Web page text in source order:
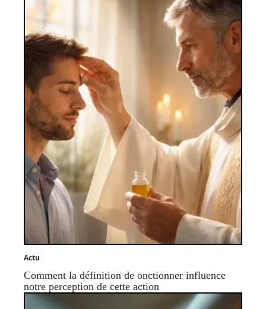
Actu
Comment la définition de onctionner influence
notre perception de cette action